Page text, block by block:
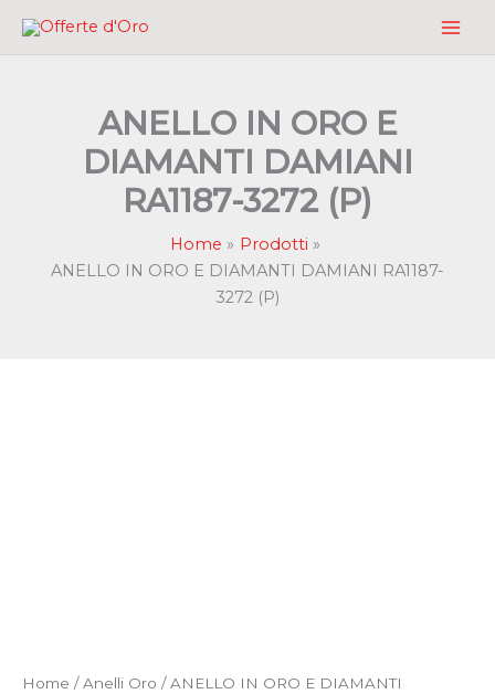
ANELLO IN ORO E
DIAMANTI DAMIANI
RA1187-3272 (P)
Home
Prodotti
ANELLO IN ORO E DIAMANTI DAMIANI RA1187-
3272 (P)
Home /Anelli Oro / ANELLO IN ORO E DIAMANTI